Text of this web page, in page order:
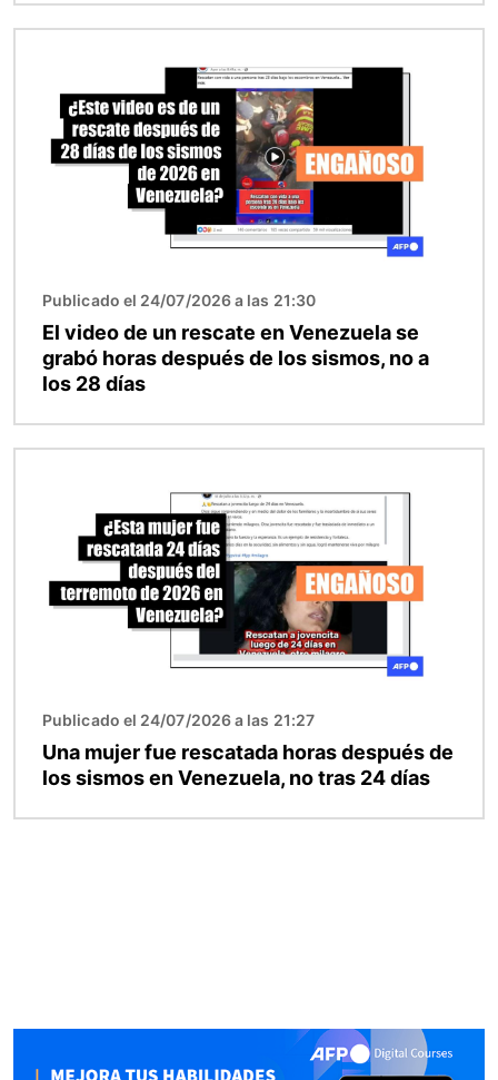
Publicado el 24/07/2026 a las 21:30
El video de un rescate en Venezuela se
grabó horas después de los sismos, no a
los 28 días
Publicado el 24/07/2026 a las 21:27
Una mujer fue rescatada horas después de
los sismos en Venezuela, no tras 24 días